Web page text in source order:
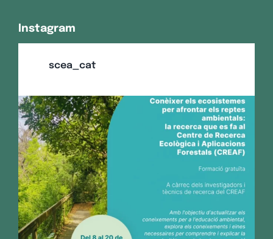
Instagram
scea_cat